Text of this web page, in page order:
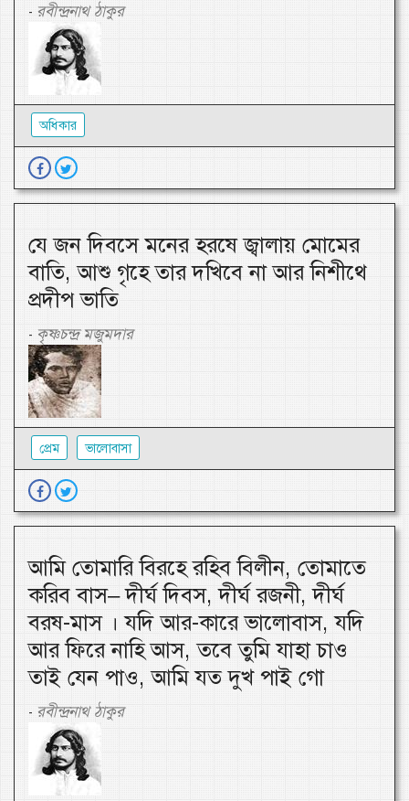
- রবীন্দ্রনাথ ঠাকুর
অধিকার
যে জন দিবসে মনের হরষে জ্বালায় মোমের
বাতি, আশু গৃহে তার দখিবে না আর নিশীথে
প্রদীপ ভাতি
- কৃষ্ণচন্দ্র মজুমদার
প্রেম ভালোবাসা
আমি তোমারি বিরহে রহিব বিলীন, তোমাতে
করিব বাস– দীর্ঘ দিবস, দীর্ঘ রজনী, দীর্ঘ
বরষ-মাস । যদি আর-কারে ভালোবাস, যদি
আর ফিরে নাহি আস, তবে তুমি যাহা চাও
তাই যেন পাও, আমি যত দুখ পাই গো
- রবীন্দ্রনাথ ঠাকুর